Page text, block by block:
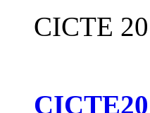
CICTE